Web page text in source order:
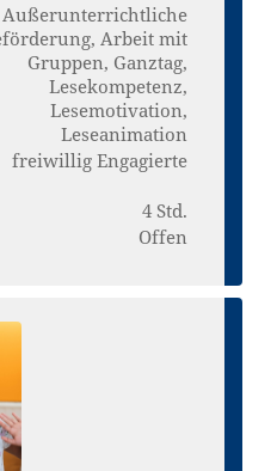
Außerunterrichtliche
Arbeit mit
Gruppen, Ganztag,
Lesekompetenz,
Lesemotivation,
Leseanimation
freiwillig Engagierte
4 Std.
Offen